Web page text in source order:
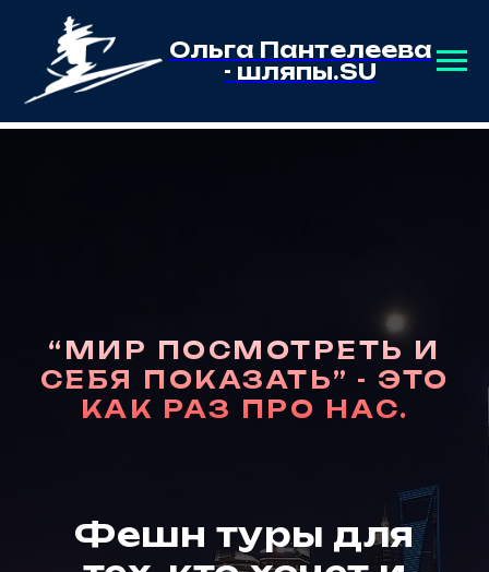
Ольга Пантелеева
- шляпы.SU
“МИР ПОСМОТРЕТЬ И
СЕБЯ ПОКАЗАТЬ” - ЭТО
КАК РАЗ ПРО НАС.
Фешн туры для